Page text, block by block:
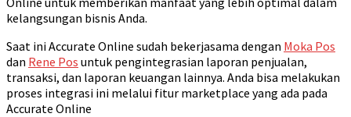
kelangsungan bisnis Anda.
Saat ini Accurate Online sudah bekerjasama dengan Moka Pos
dan Rene Pos untuk pengintegrasian laporan penjualan,
transaksi, dan laporan keuangan lainnya. Anda bisa melakukan
proses integrasi ini melalui fitur marketplace yang ada pada
Accurate Online